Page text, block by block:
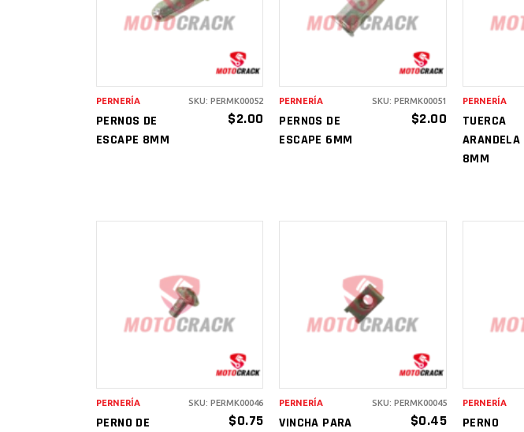
CARRITO
PERNOS DE
ESCAPE 8MM
$2.00
PERNERÍA SKU: PERMK00052
CARRITO
PERNOS DE
ESCAPE 6MM
$2.00
PERNERÍA SKU: PERMK00051
TUERCA
ARANDELA
8MM
PERNERÍA
AÑADIR AL
CARRITO
PERNO DE
$0.75
PERNERÍA SKU: PERMK00046
AÑADIR AL
CARRITO
VINCHA PARA
$0.45
PERNERÍA SKU: PERMK00045
PERNO
PERNERÍA